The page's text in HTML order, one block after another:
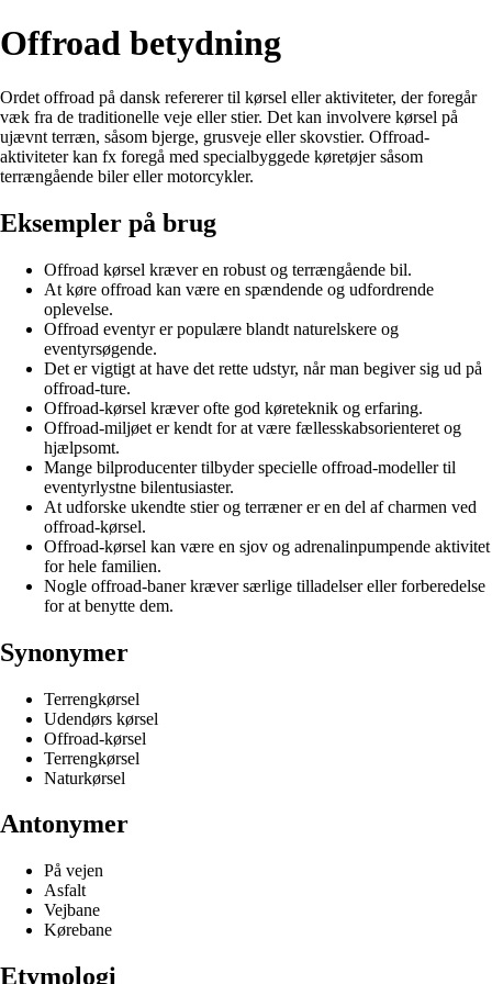
Offroad betydning
Ordet offroad på dansk refererer til kørsel eller aktiviteter, der foregår
væk fra de traditionelle veje eller stier. Det kan involvere kørsel på
ujævnt terræn, såsom bjerge, grusveje eller skovstier. Offroad-
aktiviteter kan fx foregå med specialbyggede køretøjer såsom
terrængående biler eller motorcykler.
Eksempler på brug
Offroad kørsel kræver en robust og terrængående bil.
At køre offroad kan være en spændende og udfordrende
oplevelse.
Offroad eventyr er populære blandt naturelskere og
eventyrsøgende.
Det er vigtigt at have det rette udstyr, når man begiver sig ud på
offroad-ture.
Offroad-kørsel kræver ofte god køreteknik og erfaring.
Offroad-miljøet er kendt for at være fællesskabsorienteret og
hjælpsomt.
Mange bilproducenter tilbyder specielle offroad-modeller til
eventyrlystne bilentusiaster.
At udforske ukendte stier og terræner er en del af charmen ved
offroad-kørsel.
Offroad-kørsel kan være en sjov og adrenalinpumpende aktivitet
for hele familien.
Nogle offroad-baner kræver særlige tilladelser eller forberedelse
for at benytte dem.
Synonymer
Terrengkørsel
Udendørs kørsel
Offroad-kørsel
Terrengkørsel
Naturkørsel
Antonymer
På vejen
Asfalt
Vejbane
Kørebane
Etymologi